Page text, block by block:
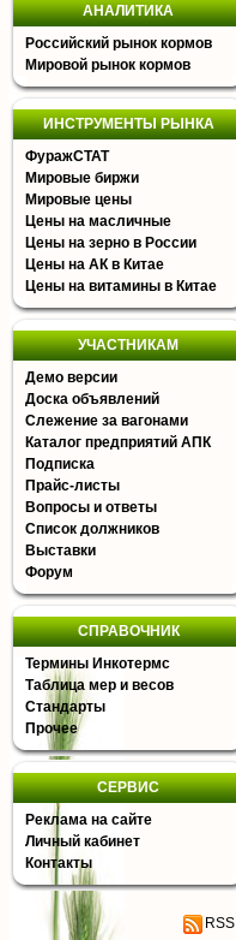
АНАЛИТИКА
Российский рынок кормов
Мировой рынок кормов
ИНСТРУМЕНТЫ РЫНКА
ФуражСТАТ
Мировые биржи
Мировые цены
Цены на масличные
Цены на зерно в России
Цены на АК в Китае
Цены на витамины в Китае
УЧАСТНИКАМ
Демо версии
Доска объявлений
Слежение за вагонами
Каталог предприятий АПК
Подписка
Прайс-листы
Вопросы и ответы
Список должников
Выставки
Форум
СПРАВОЧНИК
Термины Инкотермс
Таблица мер и весов
Стандарты
Прочее
СЕРВИС
Реклама на сайте
Личный кабинет
Контакты
RSS